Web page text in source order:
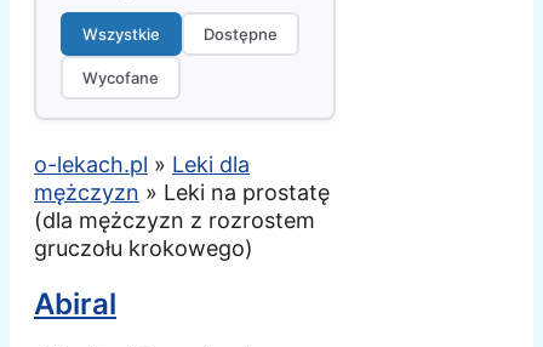
Wszystkie Dostępne
Wycofane
o-lekach.pl » Leki dla
mężczyzn » Leki na prostatę
(dla mężczyzn z rozrostem
gruczołu krokowego)
Abiral